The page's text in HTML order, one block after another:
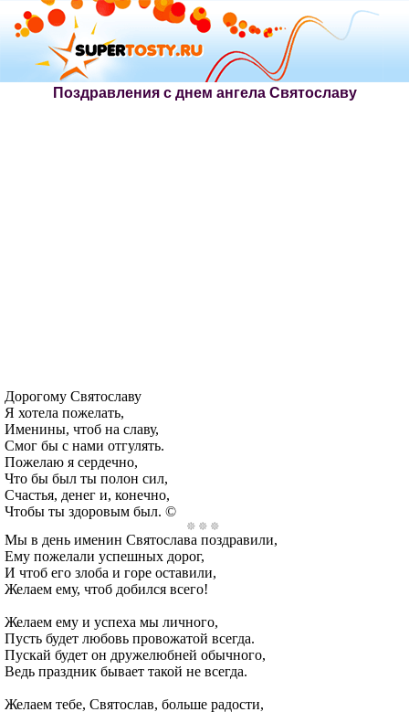
Поздравления с днем ангела Святославу
Дорогому Святославу
Я хотела пожелать,
Именины, чтоб на славу,
Смог бы с нами отгулять.
Пожелаю я сердечно,
Что бы был ты полон сил,
Счастья, денег и, конечно,
Чтобы ты здоровым был. ©
Мы в день именин Святослава поздравили,
Ему пожелали успешных дорог,
И чтоб его злоба и горе оставили,
Желаем ему, чтоб добился всего!
Желаем ему и успеха мы личного,
Пусть будет любовь провожатой всегда.
Пускай будет он дружелюбней обычного,
Ведь праздник бывает такой не всегда.
Желаем тебе, Святослав, больше радости,